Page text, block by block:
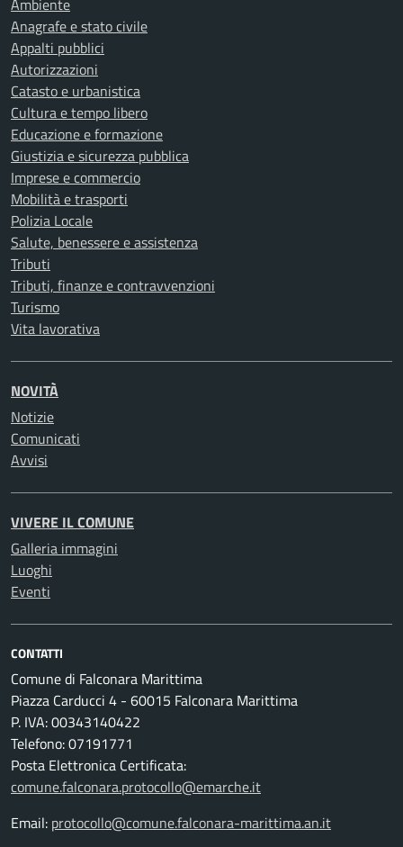
Ambiente
Anagrafe e stato civile
Appalti pubblici
Autorizzazioni
Catasto e urbanistica
Cultura e tempo libero
Educazione e formazione
Giustizia e sicurezza pubblica
Imprese e commercio
Mobilità e trasporti
Polizia Locale
Salute, benessere e assistenza
Tributi
Tributi, finanze e contravvenzioni
Turismo
Vita lavorativa
NOVITÀ
Notizie
Comunicati
Avvisi
VIVERE IL COMUNE
Galleria immagini
Luoghi
Eventi
CONTATTI
Comune di Falconara Marittima
Piazza Carducci 4 - 60015 Falconara Marittima
P. IVA: 00343140422
Telefono: 07191771
Posta Elettronica Certificata:
comune.falconara.protocollo@emarche.it
Email: protocollo@comune.falconara-marittima.an.it